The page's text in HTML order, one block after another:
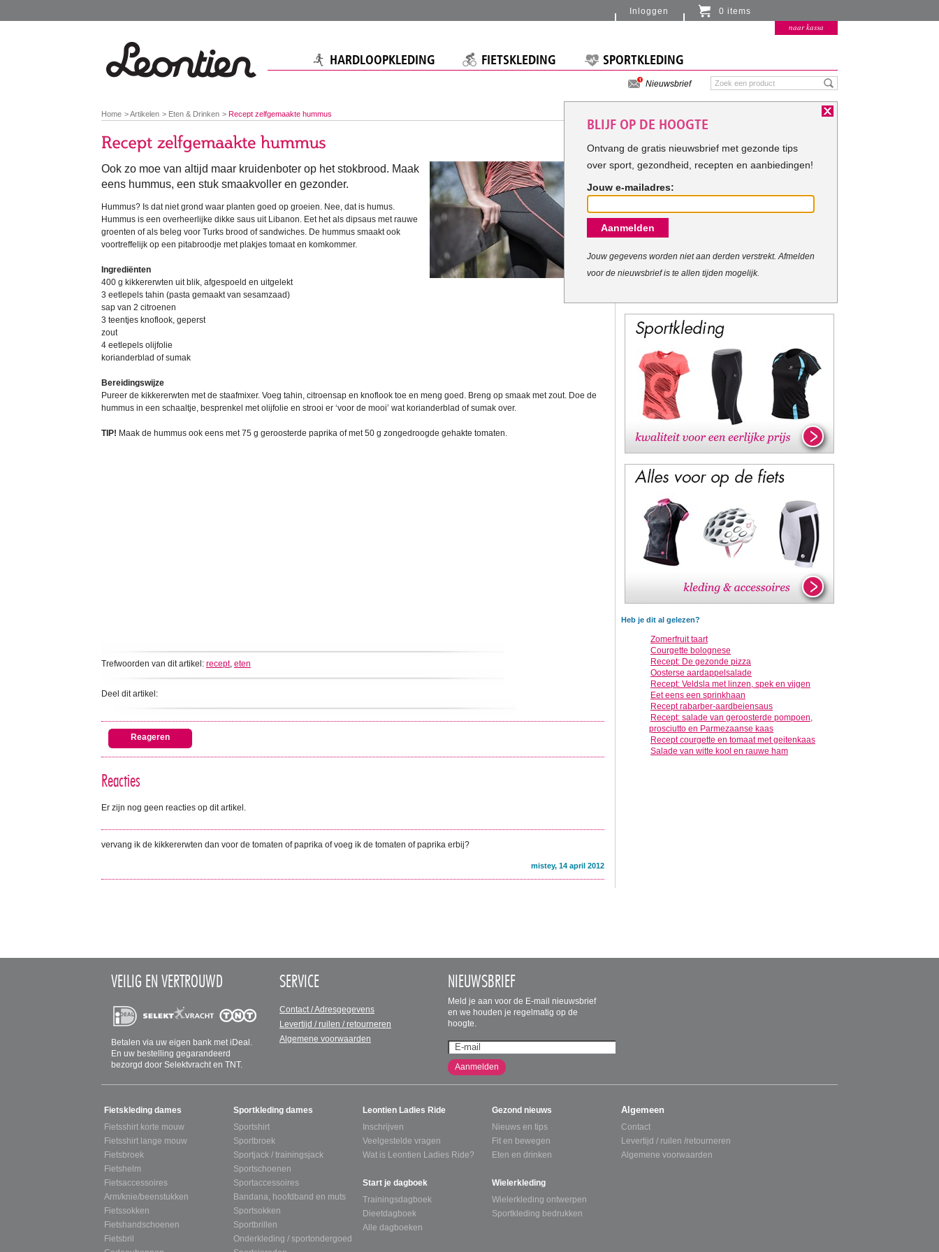
You
are
here:
Home Artikelen Eten & Drinken Recept zelfgemaakte hummus
Ook zo moe van altijd maar kruidenboter op het stokbrood. Maak
eens hummus, een stuk smaakvoller en gezonder.
Hummus? Is dat niet grond waar planten goed op groeien. Nee, dat is humus.
Hummus is een overheerlijke dikke saus uit Libanon. Eet het als dipsaus met rauwe
groenten of als beleg voor Turks brood of sandwiches. De hummus smaakt ook
voortreffelijk op een pitabroodje met plakjes tomaat en komkommer.
Ingrediënten
400 g kikkererwten uit blik, afgespoeld en uitgelekt
3 eetlepels tahin (pasta gemaakt van sesamzaad)
sap van 2 citroenen
3 teentjes knoflook, geperst
zout
4 eetlepels olijfolie
korianderblad of sumak
Bereidingswijze
Pureer de kikkererwten met de staafmixer. Voeg tahin, citroensap en knoflook toe en meng goed. Breng op smaak met zout. Doe de
hummus in een schaaltje, besprenkel met olijfolie en strooi er ‘voor de mooi’ wat korianderblad of sumak over.
TIP! Maak de hummus ook eens met 75 g geroosterde paprika of met 50 g zongedroogde gehakte tomaten.
Trefwoorden van dit artikel: recept, eten
Deel dit artikel:
Reageren
Reacties
Er zijn nog geen reacties op dit artikel.
vervang ik de kikkererwten dan voor de tomaten of paprika of voeg ik de tomaten of paprika erbij?
mistey, 14 april 2012
Heb je dit al gelezen?
Zomerfruit taart
Courgette bolognese
Recept: De gezonde pizza
Oosterse aardappelsalade
Recept: Veldsla met linzen, spek en vijgen
Eet eens een sprinkhaan
Recept rabarber-aardbeiensaus
Recept: salade van geroosterde pompoen,
prosciutto en Parmezaanse kaas
Recept courgette en tomaat met geitenkaas
Salade van witte kool en rauwe ham
HARDLOOPKLEDING FIETSKLEDING SPORTKLEDING
Nieuwsbrief
Inloggen 0 items
Er zitten momenteel geen artikelen in de
naar kassa
VEILIG EN VERTROUWD
Betalen via uw eigen bank met iDeal.
En uw bestelling gegarandeerd
bezorgd door Selektvracht en TNT.
SERVICE
Contact / Adresgegevens
Levertijd / ruilen / retourneren
Algemene voorwaarden
NIEUWSBRIEF
Meld je aan voor de E-mail nieuwsbrief
en we houden je regelmatig op de
hoogte.
Aanmelden
SITEMAP
Fietskleding dames
Fietsshirt korte mouw
Fietsshirt lange mouw
Fietsbroek
Fietshelm
Fietsaccessoires
Arm/knie/beenstukken
Fietssokken
Fietshandschoenen
Fietsbril
Sportkleding dames
Sportshirt
Sportbroek
Sportjack / trainingsjack
Sportschoenen
Sportaccessoires
Bandana, hoofdband en muts
Sportsokken
Sportbrillen
Onderkleding / sportondergoed
Leontien Ladies Ride
Inschrijven
Veelgestelde vragen
Wat is Leontien Ladies Ride?
Start je dagboek
Trainingsdagboek
Dieetdagboek
Alle dagboeken
Gezond nieuws
Nieuws en tips
Fit en bewegen
Eten en drinken
Wielerkleding
Wielerkleding ontwerpen
Sportkleding bedrukken
Algemeen
Contact
Levertijd / ruilen /retourneren
Algemene voorwaarden
BLIJF OP DE HOOGTE
Ontvang de gratis nieuwsbrief met gezonde tips
over sport, gezondheid, recepten en aanbiedingen!
Jouw e-mailadres:
Aanmelden
Jouw gegevens worden niet aan derden verstrekt. Afmelden
voor de nieuwsbrief is te allen tijden mogelijk.